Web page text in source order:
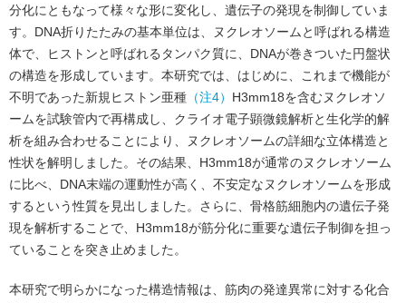
分化にともなって様々な形に変化し、遺伝子の発現を制御していま
す。DNA折りたたみの基本単位は、ヌクレオソームと呼ばれる構造
体で、ヒストンと呼ばれるタンパク質に、DNAが巻きついた円盤状
の構造を形成しています。本研究では、はじめに、これまで機能が
不明であった新規ヒストン亜種 （注4） H3mm18を含むヌクレオソ
ームを試験管内で再構成し、クライオ電子顕微鏡解析と生化学的解
析を組み合わせることにより、ヌクレオソームの詳細な立体構造と
性状を解明しました。その結果、H3mm18が通常のヌクレオソーム
に比べ、DNA末端の運動性が高く、不安定なヌクレオソームを形成
するという性質を見出しました。さらに、骨格筋細胞内の遺伝子発
現を解析することで、H3mm18が筋分化に重要な遺伝子制御を担っ
ていることを突き止めました。
本研究で明らかになった構造情報は、筋肉の発達異常に対する化合